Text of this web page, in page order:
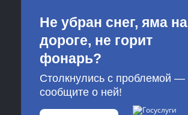
Не убран снег, яма на
дороге, не горит
фонарь?
Столкнулись с проблемой —
сообщите о ней!